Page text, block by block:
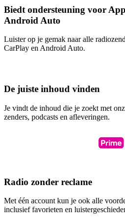
Biedt ondersteuning voor
Android Auto
Luister op je gemak naar alle
CarPlay en Android Auto.
De juiste inhoud vinden
Je vindt de inhoud die je zoekt met
zenders, podcasts en afleveringen.
Radio zonder reclame
Met één account kun je ook alle
inclusief favorieten en